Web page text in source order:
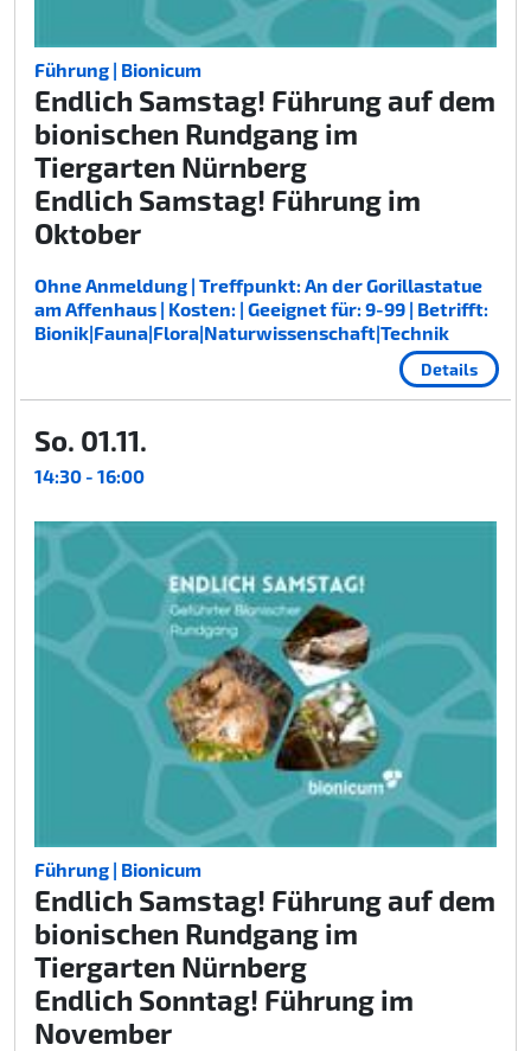
Führung | Bionicum
Endlich Samstag! Führung auf dem
bionischen Rundgang im
Tiergarten Nürnberg
Endlich Samstag! Führung im
Oktober
Ohne Anmeldung | Treffpunkt: An der Gorillastatue
am Affenhaus | Kosten: | Geeignet für: 9-99 | Betrifft:
Bionik|Fauna|Flora|Naturwissenschaft|Technik
Details
So. 01.11.
14:30 - 16:00
Führung | Bionicum
Endlich Samstag! Führung auf dem
bionischen Rundgang im
Tiergarten Nürnberg
Endlich Sonntag! Führung im
November